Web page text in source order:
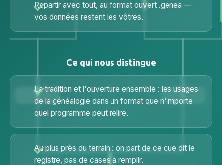
Repartir avec tout, au format ouvert .genea —
vos données restent les vôtres.
Ce qui nous distingue
La tradition et l'ouverture ensemble : les usages
de la généalogie dans un format que n'importe
quel programme peut relire.
Au plus près du terrain : on part de ce que dit le
registre, pas de cases à remplir.